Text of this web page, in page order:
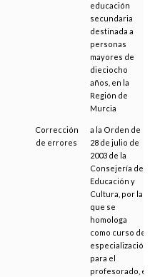
educación
secundaria
destinada a
personas
mayores de
dieciocho
años, en la
Región de
Murcia
Corrección
de errores
a la Orden de
28 de julio de
2003 de la
Consejería de
Educación y
Cultura, por la
que se
homologa
como curso de
especialización
para el
profesorado, el